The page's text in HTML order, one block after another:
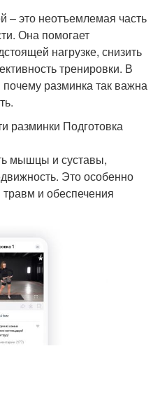
– это неотъемлемая часть
Она помогает
нагрузке, снизить
тренировки. В
разминка так важна
разминки Подготовка
мышцы и суставы,
Это особенно
и обеспечения